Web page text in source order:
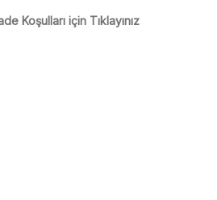
Koşulları için Tıklayınız